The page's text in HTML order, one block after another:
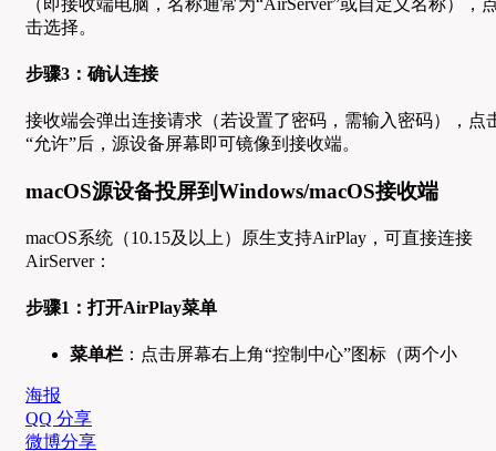
击选择。
步骤3：确认连接
接收端会弹出连接请求（若设置了密码，需输入密码），点
“允许”后，源设备屏幕即可镜像到接收端。
macOS源设备投屏到Windows/macOS接收端
macOS系统（10.15及以上）原生支持AirPlay，可直接连接
AirServer：
步骤1：打开AirPlay菜单
菜单栏 ：点击屏幕右上角“控制中心”图标（两个小
海报
QQ 分享
微博分享